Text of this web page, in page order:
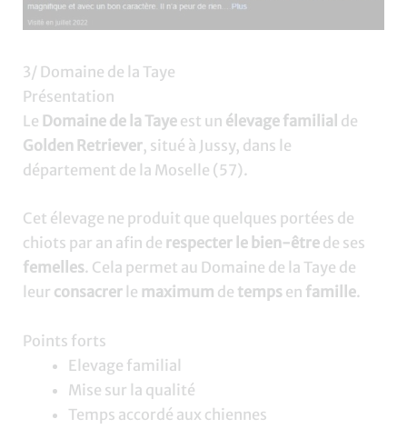
3/ Domaine de la Taye
Présentation
Le Domaine de la Taye est un élevage familial de
Golden Retriever, situé à Jussy, dans le
département de la Moselle (57).
Cet élevage ne produit que quelques portées de
chiots par an afin de respecter le bien-être de ses
femelles. Cela permet au Domaine de la Taye de
leur consacrer le maximum de temps en famille.
Points forts
Elevage familial
Mise sur la qualité
Temps accordé aux chiennes